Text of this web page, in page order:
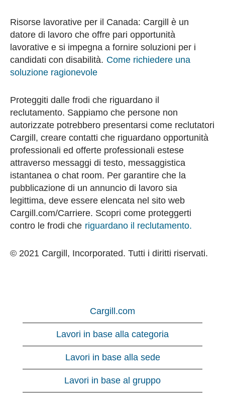
Risorse lavorative per il Canada: Cargill è un
datore di lavoro che offre pari opportunità
lavorative e si impegna a fornire soluzioni per i
candidati con disabilità. Come richiedere una
soluzione ragionevole
Proteggiti dalle frodi che riguardano il
reclutamento. Sappiamo che persone non
autorizzate potrebbero presentarsi come reclutatori
Cargill, creare contatti che riguardano opportunità
professionali ed offerte professionali estese
attraverso messaggi di testo, messaggistica
istantanea o chat room. Per garantire che la
pubblicazione di un annuncio di lavoro sia
legittima, deve essere elencata nel sito web
Cargill.com/Carriere. Scopri come proteggerti
contro le frodi che riguardano il reclutamento.
© 2021 Cargill, Incorporated. Tutti i diritti riservati.
Cargill.com
Lavori in base alla categoria
Lavori in base alla sede
Lavori in base al gruppo